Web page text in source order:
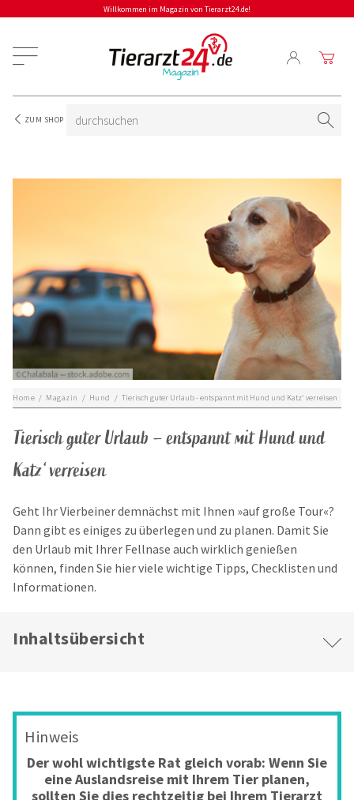
Willkommen im Magazin von Tierarzt24.de!
ZUM SHOP
Home / Magazin / Hund / Tierisch guter Urlaub - entspannt mit Hund und Katz' verreisen
Tierisch guter Urlaub – entspannt mit Hund und
Katz‘ verreisen
Geht Ihr Vierbeiner demnächst mit Ihnen »auf große Tour«?
Dann gibt es einiges zu überlegen und zu planen. Damit Sie
den Urlaub mit Ihrer Fellnase auch wirklich genießen
können, finden Sie hier viele wichtige Tipps, Checklisten und
Informationen.
Inhaltsübersicht
Hinweis
Der wohl wichtigste Rat gleich vorab: Wenn Sie
eine Auslandsreise mit Ihrem Tier planen,
sollten Sie dies rechtzeitig bei Ihrem Tierarzt